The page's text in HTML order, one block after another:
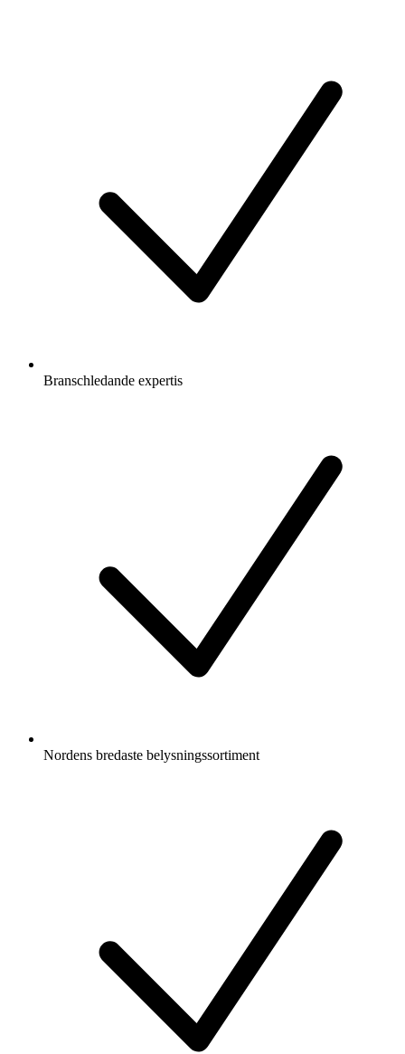
Branschledande expertis
Nordens bredaste belysningssortiment